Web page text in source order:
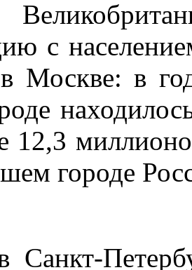
с
в Москве: в
12,3
городе
Санкт-